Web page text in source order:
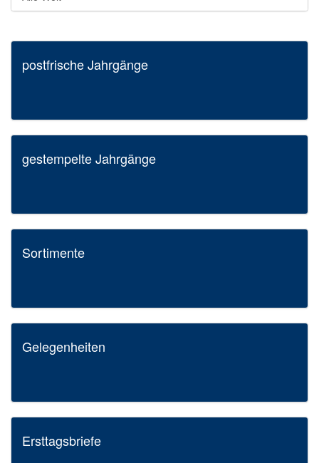
postfrische Jahrgänge
gestempelte Jahrgänge
Sortimente
Gelegenheiten
Ersttagsbriefe